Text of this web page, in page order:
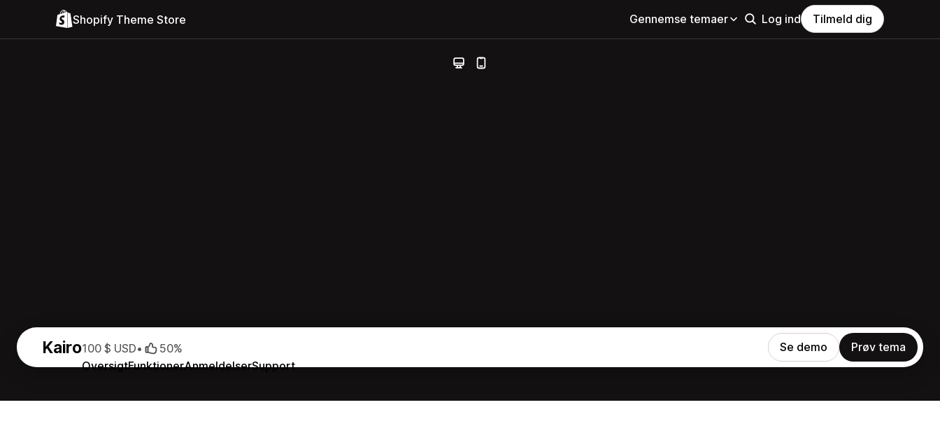
Shopify Theme Store Gennemse temaer Log ind Tilmeld dig
Kairo
OversigtFunktionerAnmeldelserSupport
100 $ USD• 50% Se demo Prøv tema